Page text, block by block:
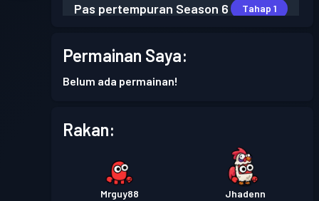
Pas pertempuran Season 6 Tahap 1
Pas pertempuran Season 5
Pas pertempuran
Pas pertempuran Tahap 1
Permainan Saya:
Belum ada permainan!
Rakan:
Mrguy88 Jhadenn